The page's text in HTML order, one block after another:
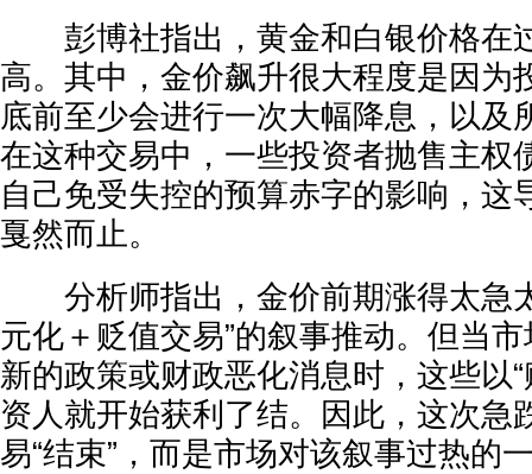
彭博社指出，黄金和白银价格在
高。其中，金价飙升很大程度是因为
底前至少会进行一次大幅降息，以及
在这种交易中，一些投资者抛售主权
自己免受失控的预算赤字的影响，这
戛然而止。
分析师指出，金价前期涨得太急
元化＋贬值交易”的叙事推动。但当
新的政策或财政恶化消息时，这些以
资人就开始获利了结。因此，这次急
易“结束”，而是市场对该叙事过热的